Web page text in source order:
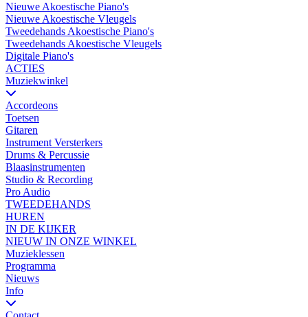
Nieuwe Akoestische Piano's
Nieuwe Akoestische Vleugels
Tweedehands Akoestische Piano's
Tweedehands Akoestische Vleugels
Digitale Piano's
ACTIES
Muziekwinkel
Accordeons
Toetsen
Gitaren
Instrument Versterkers
Drums & Percussie
Blaasinstrumenten
Studio & Recording
Pro Audio
TWEEDEHANDS
HUREN
IN DE KIJKER
NIEUW IN ONZE WINKEL
Muzieklessen
Programma
Nieuws
Info